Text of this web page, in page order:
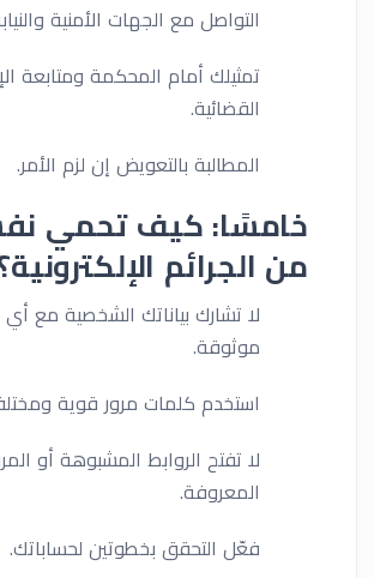
التواصل مع الجهات الأمنية
تمثيلك أمام المحكمة ومتابعة
القضائية.
المطالبة بالتعويض إن لزم الأمر.
خامسًا: كيف تحمي
من الجرائم
لا تشارك بياناتك الشخصية مع
موثوقة.
استخدم كلمات مرور قوية
لا تفتح الروابط المشبوهة أو
المعروفة.
فعّل التحقق بخطوتين لحساباتك.